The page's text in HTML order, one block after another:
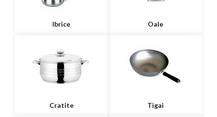
Ibrice Oale
Cratite Tigai